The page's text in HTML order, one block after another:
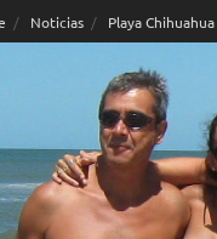
Noticias Playa Chihuahua